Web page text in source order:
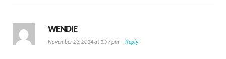
WENDIE
November 23, 2014 at 1:57 pm —Reply